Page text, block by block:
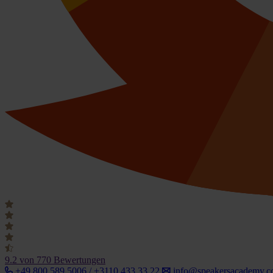
9.2 von 770 Bewertungen
+49 800 589 5006 / +3110 433 33 22